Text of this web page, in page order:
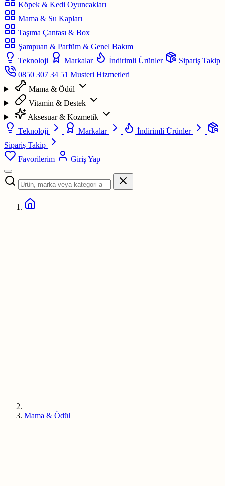
Köpek & Kedi Oyuncakları
Mama & Su Kapları
Taşıma Çantası & Box
Şampuan & Parfüm & Genel Bakım
Teknoloji
Markalar İndirimli Ürünler
Sipariş Takip
0850 307 34 51 Musteri Hizmetleri
Mama & Ödül
Vitamin & Destek
Aksesuar & Kozmetik
Teknoloji
Markalar
İndirimli Ürünler
Sipariş Takip
Favorilerim
Giriş Yap
Mama & Ödül